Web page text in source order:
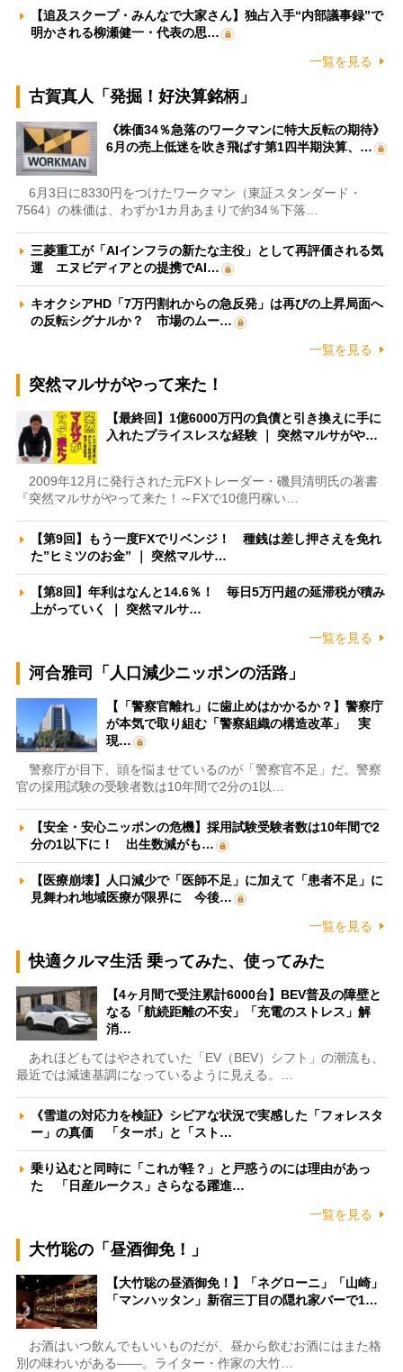
【追及スクープ・みんなで大家さん】独占入手“内部議事録”で
明かされる柳瀬健一・代表の思…
一覧を見る
古賀真人「発掘！好決算銘柄」
《株価34％急落のワークマンに特大反転の期待》
6月の売上低迷を吹き飛ばす第1四半期決算、…
6月3日に8330円をつけたワークマン（東証スタンダード・
7564）の株価は、わずか1カ月あまりで約34％下落…
三菱重工が「AIインフラの新たな主役」として再評価される気
運 エヌビディアとの提携でAI…
キオクシアHD「7万円割れからの急反発」は再びの上昇局面へ
の反転シグナルか？ 市場のムー…
一覧を見る
突然マルサがやって来た！
【最終回】1億6000万円の負債と引き換えに手に
入れたプライスレスな経験 ｜ 突然マルサがや…
2009年12月に発行された元FXトレーダー・磯貝清明氏の著書
『突然マルサがやって来た！～FXで10億円稼い…
【第9回】もう一度FXでリベンジ！ 種銭は差し押さえを免れ
た”ヒミツのお金” ｜ 突然マルサ…
【第8回】年利はなんと14.6％！ 毎日5万円超の延滞税が積み
上がっていく ｜ 突然マルサ…
一覧を見る
河合雅司「人口減少ニッポンの活路」
【「警察官離れ」に歯止めはかかるか？】警察庁
が本気で取り組む「警察組織の構造改革」 実
現…
警察庁が目下、頭を悩ませているのが「警察官不足」だ。警察
官の採用試験の受験者数は10年間で2分の1以…
【安全・安心ニッポンの危機】採用試験受験者数は10年間で2
分の1以下に！ 出生数減がも…
【医療崩壊】人口減少で「医師不足」に加えて「患者不足」に
見舞われ地域医療が限界に 今後…
一覧を見る
快適クルマ生活 乗ってみた、使ってみた
【4ヶ月間で受注累計6000台】BEV普及の障壁と
なる「航続距離の不安」「充電のストレス」解
消…
あれほどもてはやされていた「EV（BEV）シフト」の潮流も、
最近では減速基調になっているように見える。…
《雪道の対応力を検証》シビアな状況で実感した「フォレスタ
ー」の真価 「ターボ」と「スト…
乗り込むと同時に「これが軽？」と戸惑うのには理由があっ
た 「日産ルークス」さらなる躍進…
一覧を見る
大竹聡の「昼酒御免！」
【大竹聡の昼酒御免！】「ネグローニ」「山崎」
「マンハッタン」新宿三丁目の隠れ家バーで1…
お酒はいつ飲んでもいいものだが、昼から飲むお酒にはまた格
別の味わいがある――。ライター・作家の大竹…